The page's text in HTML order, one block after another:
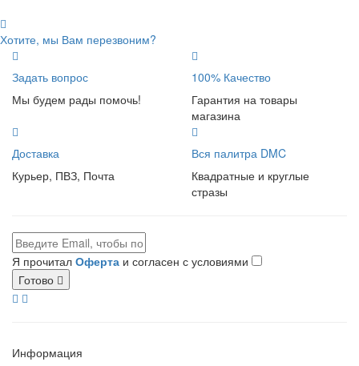
Хотите, мы Вам перезвоним?
Задать вопрос
Мы будем рады помочь!
100% Качество
Гарантия на товары
магазина
Доставка
Курьер, ПВЗ, Почта
Вся палитра DMC
Квадратные и круглые
стразы
Я прочитал Оферта и согласен с условиями
Готово
Информация